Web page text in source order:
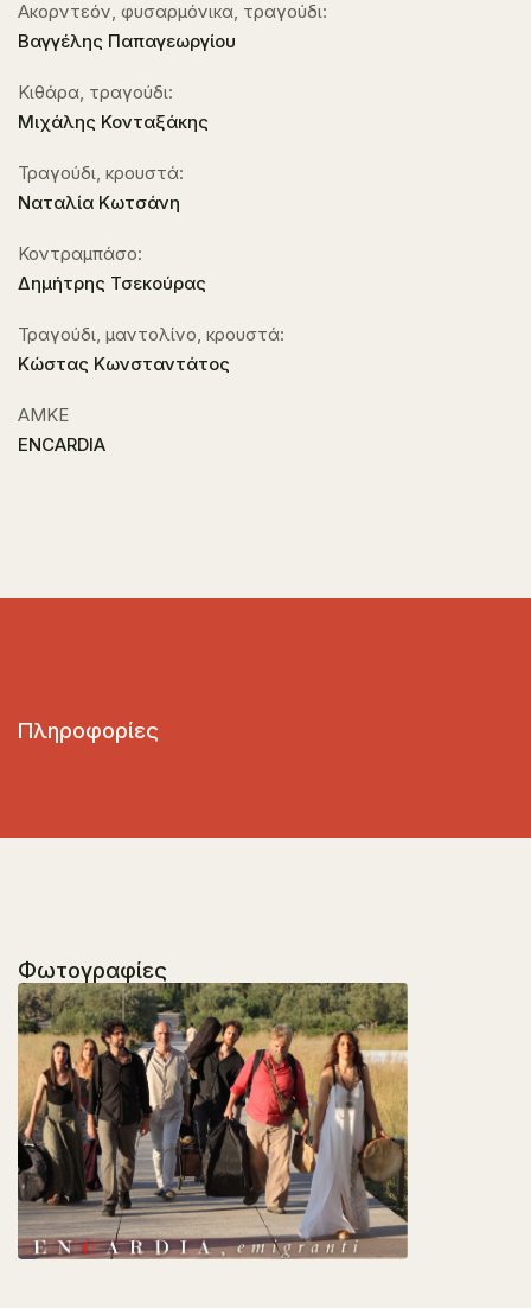
Ακορντεόν, φυσαρμόνικα, τραγούδι:
Βαγγέλης Παπαγεωργίου
Κιθάρα, τραγούδι:
Μιχάλης Κονταξάκης
Τραγούδι, κρουστά:
Ναταλία Κωτσάνη
Κοντραμπάσο:
Δημήτρης Τσεκούρας
Τραγούδι, μαντολίνο, κρουστά:
Κώστας Κωνσταντάτος
ΑΜΚΕ
ENCARDIA
Πληροφορίες
Φωτογραφίες